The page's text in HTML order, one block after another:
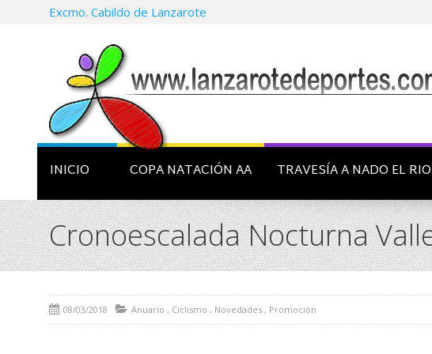
Excmo. Cabildo de Lanzarote
INICIO COPA NATACIÓN AA TRAVESÍA A NADO EL
Cronoescalada Nocturna
08/03/2018 Anuario , Ciclismo , Novedades , Promoción